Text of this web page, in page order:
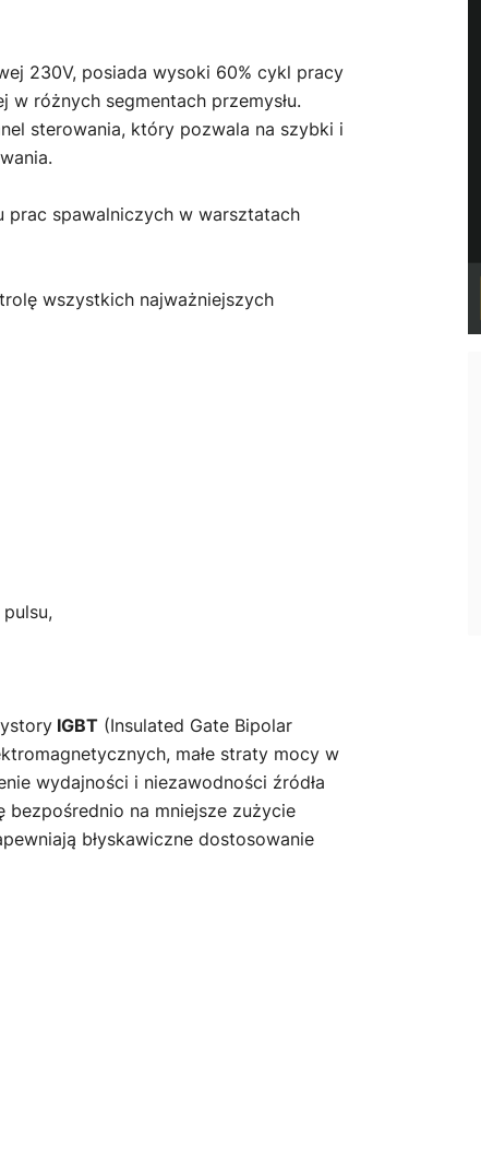
230V, posiada wysoki 60% cykl pracy
różnych segmentach przemysłu.
sterowania, który pozwala na szybki i
prac spawalniczych w warsztatach
wszystkich najważniejszych
IGBT (Insulated Gate Bipolar
małe straty mocy w
wydajności i niezawodności źródła
bezpośrednio na mniejsze zużycie
błyskawiczne dostosowanie